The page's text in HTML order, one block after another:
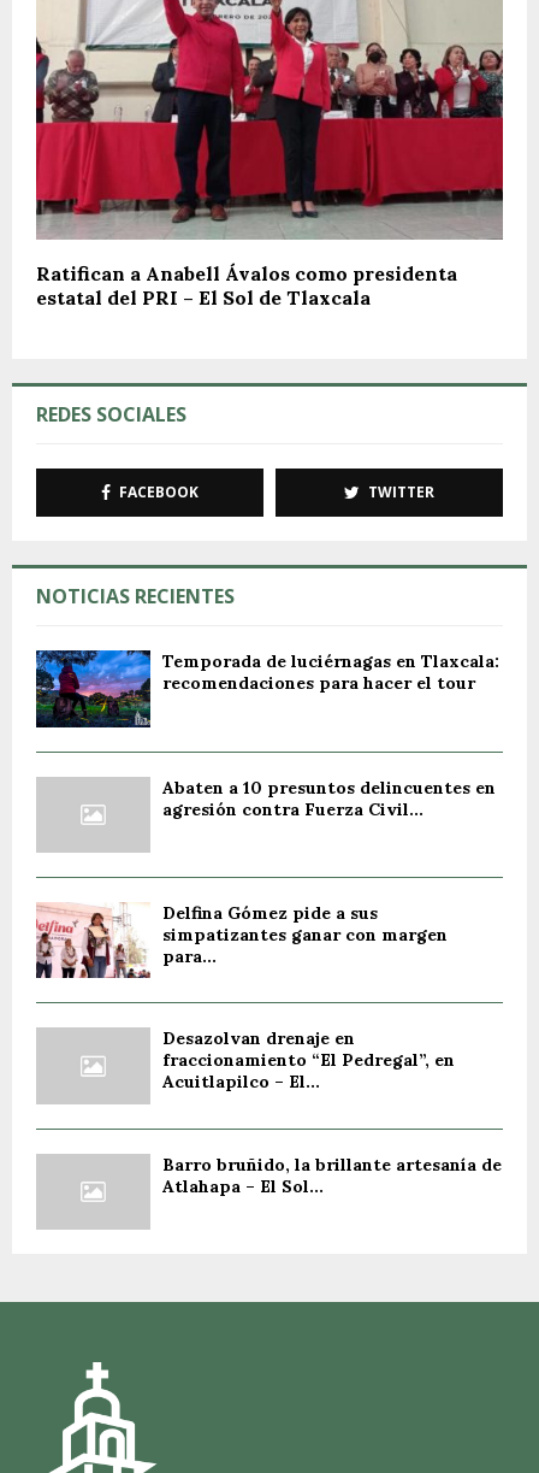
Ratifican a Anabell Ávalos como presidenta
estatal del PRI – El Sol de Tlaxcala
REDES SOCIALES
FACEBOOK TWITTER
NOTICIAS RECIENTES
Temporada de luciérnagas en Tlaxcala:
recomendaciones para hacer el tour
Abaten a 10 presuntos delincuentes en
agresión contra Fuerza Civil...
Delfina Gómez pide a sus
simpatizantes ganar con margen
para...
Desazolvan drenaje en
fraccionamiento “El Pedregal”, en
Acuitlapilco – El...
Barro bruñido, la brillante artesanía de
Atlahapa – El Sol...